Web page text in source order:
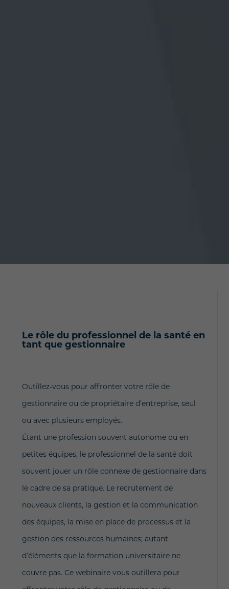
Le rôle du professionnel de la santé en
tant que gestionnaire
Outillez-vous pour affronter votre rôle de
gestionnaire ou de propriétaire d’entreprise, seul
ou avec plusieurs employés.
Étant une profession souvent autonome ou en
petites équipes, le professionnel de la santé doit
souvent jouer un rôle connexe de gestionnaire dans
le cadre de sa pratique. Le recrutement de
nouveaux clients, la gestion et la communication
des équipes, la mise en place de processus et la
gestion des ressources humaines; autant
d’éléments que la formation universitaire ne
couvre pas. Ce webinaire vous outillera pour